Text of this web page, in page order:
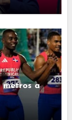
metros a